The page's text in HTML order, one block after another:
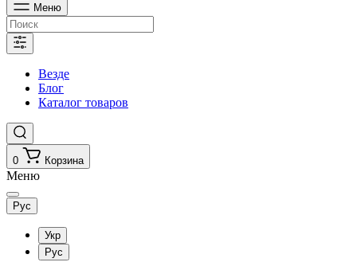
Меню
Везде
Блог
Каталог товаров
0 Корзина
Меню
Рус
Укр
Рус